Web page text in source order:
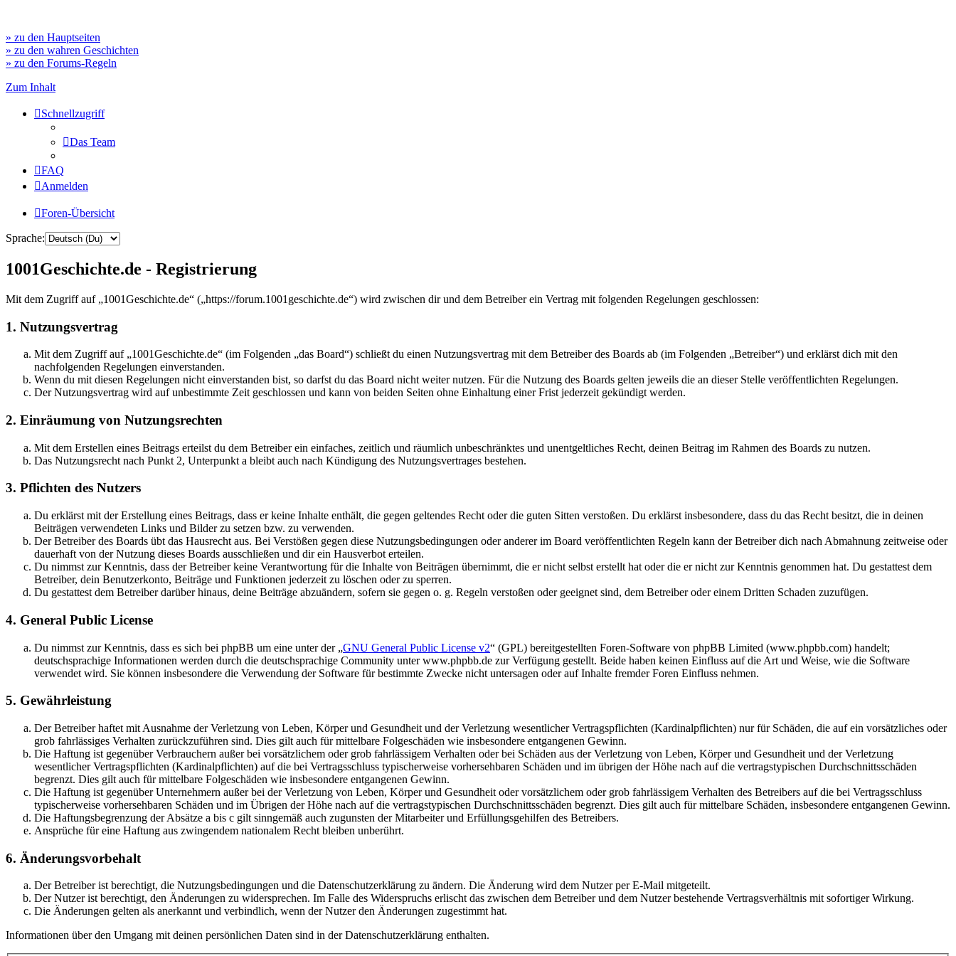
» zu den Hauptseiten
» zu den wahren Geschichten
» zu den Forums-Regeln
Zum Inhalt
Schnellzugriff
Das Team
FAQ
Anmelden
Foren-Übersicht
Sprache:
1001Geschichte.de - Registrierung
Mit dem Zugriff auf „1001Geschichte.de“ („https://forum.1001geschichte.de“) wird zwischen dir und dem Betreiber ein Vertrag mit folgenden Regelungen geschlossen:
1. Nutzungsvertrag
Mit dem Zugriff auf „1001Geschichte.de“ (im Folgenden „das Board“) schließt du einen Nutzungsvertrag mit dem Betreiber des Boards ab (im Folgenden „Betreiber“) und erklärst dich mit den
nachfolgenden Regelungen einverstanden.
Wenn du mit diesen Regelungen nicht einverstanden bist, so darfst du das Board nicht weiter nutzen. Für die Nutzung des Boards gelten jeweils die an dieser Stelle veröffentlichten Regelungen.
Der Nutzungsvertrag wird auf unbestimmte Zeit geschlossen und kann von beiden Seiten ohne Einhaltung einer Frist jederzeit gekündigt werden.
2. Einräumung von Nutzungsrechten
Mit dem Erstellen eines Beitrags erteilst du dem Betreiber ein einfaches, zeitlich und räumlich unbeschränktes und unentgeltliches Recht, deinen Beitrag im Rahmen des Boards zu nutzen.
Das Nutzungsrecht nach Punkt 2, Unterpunkt a bleibt auch nach Kündigung des Nutzungsvertrages bestehen.
3. Pflichten des Nutzers
Du erklärst mit der Erstellung eines Beitrags, dass er keine Inhalte enthält, die gegen geltendes Recht oder die guten Sitten verstoßen. Du erklärst insbesondere, dass du das Recht besitzt, die in deinen
Beiträgen verwendeten Links und Bilder zu setzen bzw. zu verwenden.
Der Betreiber des Boards übt das Hausrecht aus. Bei Verstößen gegen diese Nutzungsbedingungen oder anderer im Board veröffentlichten Regeln kann der Betreiber dich nach Abmahnung zeitweise oder
dauerhaft von der Nutzung dieses Boards ausschließen und dir ein Hausverbot erteilen.
Du nimmst zur Kenntnis, dass der Betreiber keine Verantwortung für die Inhalte von Beiträgen übernimmt, die er nicht selbst erstellt hat oder die er nicht zur Kenntnis genommen hat. Du gestattest dem
Betreiber, dein Benutzerkonto, Beiträge und Funktionen jederzeit zu löschen oder zu sperren.
Du gestattest dem Betreiber darüber hinaus, deine Beiträge abzuändern, sofern sie gegen o. g. Regeln verstoßen oder geeignet sind, dem Betreiber oder einem Dritten Schaden zuzufügen.
4. General Public License
Du nimmst zur Kenntnis, dass es sich bei phpBB um eine unter der „GNU General Public License v2“ (GPL) bereitgestellten Foren-Software von phpBB Limited (www.phpbb.com) handelt;
deutschsprachige Informationen werden durch die deutschsprachige Community unter www.phpbb.de zur Verfügung gestellt. Beide haben keinen Einfluss auf die Art und Weise, wie die Software
verwendet wird. Sie können insbesondere die Verwendung der Software für bestimmte Zwecke nicht untersagen oder auf Inhalte fremder Foren Einfluss nehmen.
5. Gewährleistung
Der Betreiber haftet mit Ausnahme der Verletzung von Leben, Körper und Gesundheit und der Verletzung wesentlicher Vertragspflichten (Kardinalpflichten) nur für Schäden, die auf ein vorsätzliches oder
grob fahrlässiges Verhalten zurückzuführen sind. Dies gilt auch für mittelbare Folgeschäden wie insbesondere entgangenen Gewinn.
Die Haftung ist gegenüber Verbrauchern außer bei vorsätzlichem oder grob fahrlässigem Verhalten oder bei Schäden aus der Verletzung von Leben, Körper und Gesundheit und der Verletzung
wesentlicher Vertragspflichten (Kardinalpflichten) auf die bei Vertragsschluss typischerweise vorhersehbaren Schäden und im übrigen der Höhe nach auf die vertragstypischen Durchschnittsschäden
begrenzt. Dies gilt auch für mittelbare Folgeschäden wie insbesondere entgangenen Gewinn.
Die Haftung ist gegenüber Unternehmern außer bei der Verletzung von Leben, Körper und Gesundheit oder vorsätzlichem oder grob fahrlässigem Verhalten des Betreibers auf die bei Vertragsschluss
typischerweise vorhersehbaren Schäden und im Übrigen der Höhe nach auf die vertragstypischen Durchschnittsschäden begrenzt. Dies gilt auch für mittelbare Schäden, insbesondere entgangenen Gewinn.
Die Haftungsbegrenzung der Absätze a bis c gilt sinngemäß auch zugunsten der Mitarbeiter und Erfüllungsgehilfen des Betreibers.
Ansprüche für eine Haftung aus zwingendem nationalem Recht bleiben unberührt.
6. Änderungsvorbehalt
Der Betreiber ist berechtigt, die Nutzungsbedingungen und die Datenschutzerklärung zu ändern. Die Änderung wird dem Nutzer per E-Mail mitgeteilt.
Der Nutzer ist berechtigt, den Änderungen zu widersprechen. Im Falle des Widerspruchs erlischt das zwischen dem Betreiber und dem Nutzer bestehende Vertragsverhältnis mit sofortiger Wirkung.
Die Änderungen gelten als anerkannt und verbindlich, wenn der Nutzer den Änderungen zugestimmt hat.
Informationen über den Umgang mit deinen persönlichen Daten sind in der Datenschutzerklärung enthalten.